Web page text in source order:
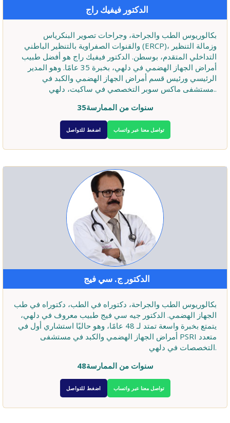
الدكتور فيفيك راج
بكالوريوس الطب والجراحة، وجراحات تصوير البنكرياس
والقنوات الصفراوية بالتنظير الباطني (ERCP)، وزمالة التنظير
التداخلي المتقدم، بوسطن. الدكتور فيفيك راج هو أفضل طبيب
أمراض الجهاز الهضمي في دلهي، بخبرة 35 عامًا. وهو المدير
الرئيسي ورئيس قسم أمراض الجهاز الهضمي والكبد في
مستشفى ماكس سوبر التخصصي في ساكيت، دلهي..
35سنوات من الممارسة
اضغط للتواصل تواصل معنا عبر واتساب
الدكتور ج. سي فيج
بكالوريوس الطب والجراحة، دكتوراه في الطب، دكتوراه في طب
الجهاز الهضمي. الدكتور جيه سي فيج طبيب معروف في دلهي،
يتمتع بخبرة واسعة تمتد لـ 48 عامًا، وهو حاليًا استشاري أول في
أمراض الجهاز الهضمي والكبد في مستشفى PSRI متعدد
التخصصات في دلهي.
48سنوات من الممارسة
اضغط للتواصل تواصل معنا عبر واتساب